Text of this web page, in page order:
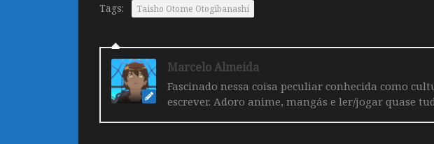
Tags: Taisho Otome Otogibanashi
Marcelo Almeida
Fascinado nessa coisa peculiar conhecida como
escrever. Adoro anime, mangás e ler/jogar quase